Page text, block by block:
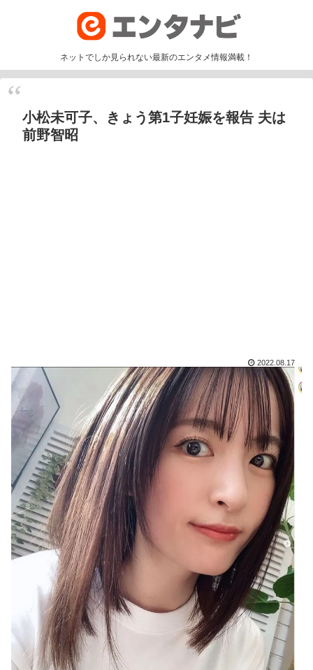
ネットでしか見られない最新のエンタメ情報満載！
小松未可子、きょう第1子妊娠を報告 夫は
前野智昭
2022.08.17